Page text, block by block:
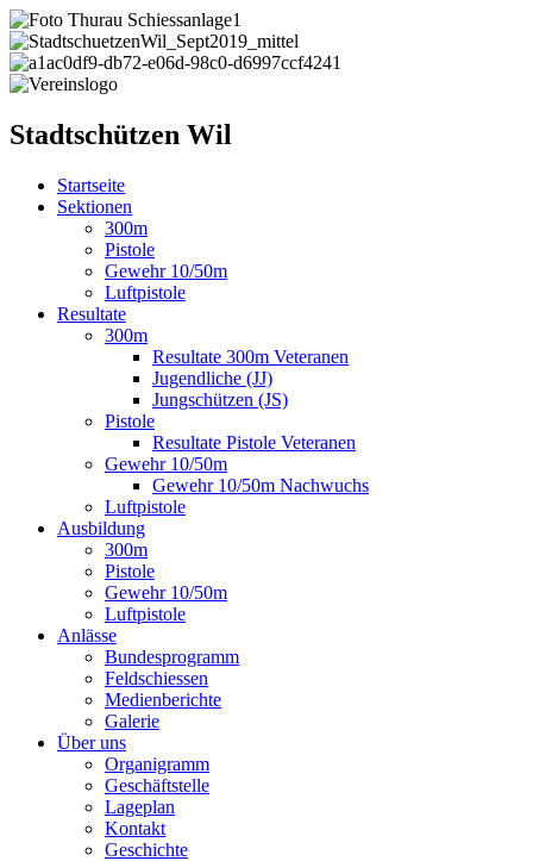
Stadtschützen Wil
Startseite
Sektionen
300m
Pistole
Gewehr 10/50m
Luftpistole
Resultate
300m
Resultate 300m Veteranen
Jugendliche (JJ)
Jungschützen (JS)
Pistole
Resultate Pistole Veteranen
Gewehr 10/50m
Gewehr 10/50m Nachwuchs
Luftpistole
Ausbildung
300m
Pistole
Gewehr 10/50m
Luftpistole
Anlässe
Bundesprogramm
Feldschiessen
Medienberichte
Galerie
Über uns
Organigramm
Geschäftstelle
Lageplan
Kontakt
Geschichte